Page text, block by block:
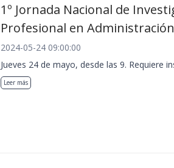
1º Jornada Nacional de
Profesional en Administración
2024-05-24 09:00:00
Jueves 24 de mayo, desde las 9. Requiere
Leer más